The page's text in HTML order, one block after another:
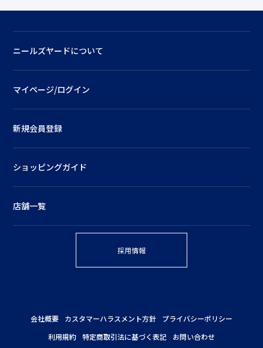
ニールズヤードについて
マイページ/ログイン
新規会員登録
ショッピングガイド
店舗一覧
採用情報
会社概要 カスタマーハラスメント方針
プライバシーポリシー
利用規約 特定商取引法に基づく表記 お問い合わせ